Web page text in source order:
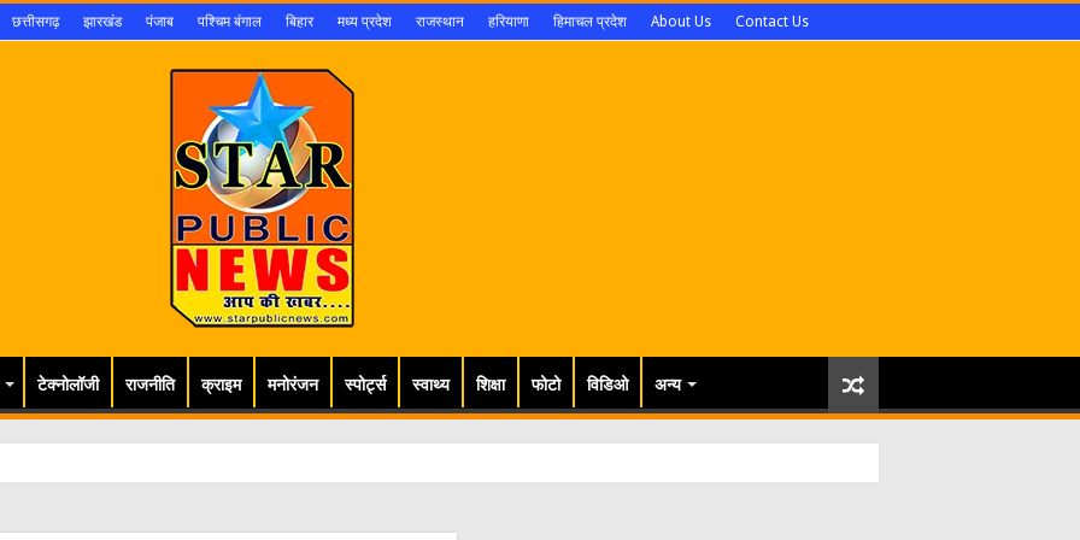
छत्तीसगढ़ झारखंड पंजाब पश्चिम बंगाल बिहार मध्य प्रदेश राजस्थान हरियाणा हिमाचल प्रदेश About Us Contact Us
टेक्नोलॉजी राजनीति क्राइम मनोरंजन स्पोर्ट्स स्वाथ्य शिक्षा फोटो विडिओ अन्य